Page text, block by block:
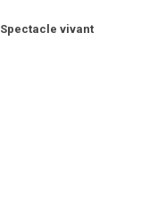
Spectacle vivant